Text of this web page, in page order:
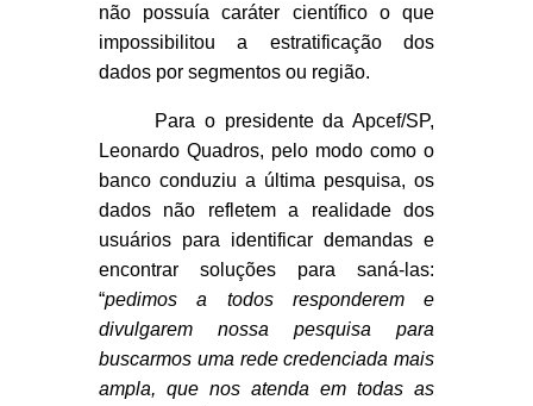
não possuía caráter científico o que
impossibilitou a estratificação dos
dados por segmentos ou região.
Para o presidente da Apcef/SP,
Leonardo Quadros, pelo modo como o
banco conduziu a última pesquisa, os
dados não refletem a realidade dos
usuários para identificar demandas e
encontrar soluções para saná-las:
“pedimos a todos responderem e
divulgarem nossa pesquisa para
buscarmos uma rede credenciada mais
ampla, que nos atenda em todas as